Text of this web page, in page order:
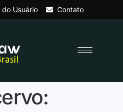
do Usuário Contato